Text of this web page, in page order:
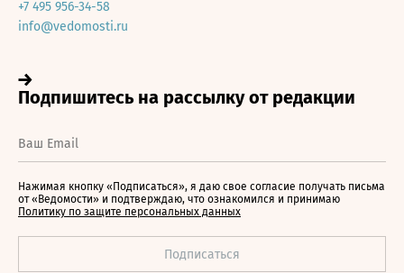
+7 495 956-34-58
info@vedomosti.ru
Нажимая кнопку «Подписаться», я даю свое согласие получать письма
от «Ведомости» и подтверждаю, что ознакомился и принимаю
Политику по защите персональных данных